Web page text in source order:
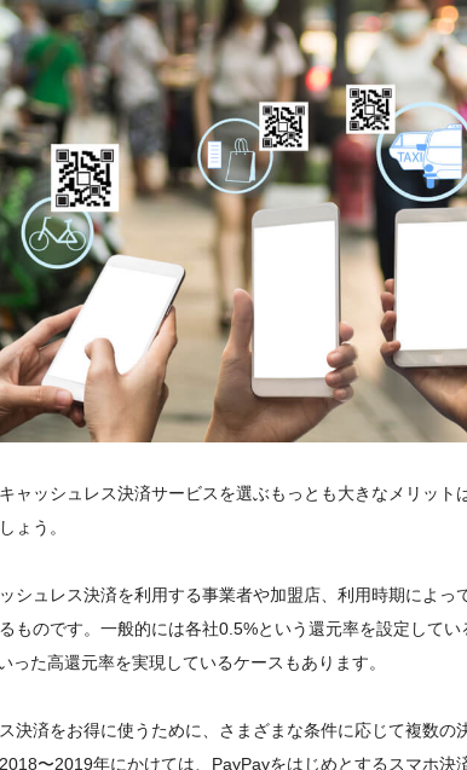
ャッシュレス決済サービスを選ぶもっとも大きなメリット
ょう。
シュレス決済を利用する事業者や加盟店、利用時期によっ
ものです。一般的には各社0.5%という還元率を設定して
った高還元率を実現しているケースもあります。
決済をお得に使うために、さまざまな条件に応じて複数の
〜2019年にかけては、PayPayをはじめとするスマホ決